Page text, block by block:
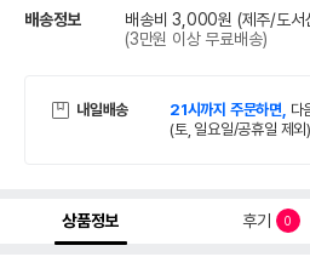
배송정보 배송비 3,000원 (제주/도서
(3만원 이상 무료배송)
내일배송 21시까지 주문하면, 다
(토, 일요일/공휴일 제외)
상품정보 후기 0